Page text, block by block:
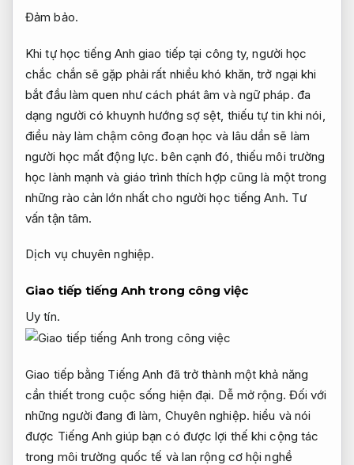
Đảm bảo.
Khi tự học tiếng Anh giao tiếp tại công ty, người học
chắc chắn sẽ gặp phải rất nhiều khó khăn, trở ngại khi
bắt đầu làm quen như cách phát âm và ngữ pháp. đa
dạng người có khuynh hướng sợ sệt, thiếu tự tin khi nói,
điều này làm chậm công đoạn học và lâu dần sẽ làm
người học mất động lực. bên cạnh đó, thiếu môi trường
học lành mạnh và giáo trình thích hợp cũng là một trong
những rào cản lớn nhất cho người học tiếng Anh. Tư
vấn tận tâm.
Dịch vụ chuyên nghiệp.
Giao tiếp tiếng Anh trong công việc
Uy tín.
Giao tiếp bằng Tiếng Anh đã trở thành một khả năng
cần thiết trong cuộc sống hiện đại. Dễ mở rộng. Đối với
những người đang đi làm, Chuyên nghiệp. hiểu và nói
được Tiếng Anh giúp bạn có được lợi thế khi cộng tác
trong môi trường quốc tế và lan rộng cơ hội nghề